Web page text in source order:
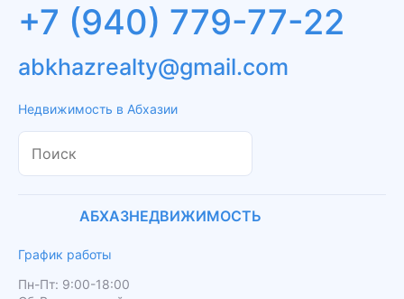
+7 (940) 779-77-22
Недвижимость в Абхазии
abkhazrealty@gmail.com
АБХАЗНЕДВИЖИМОСТЬ
График работы
Пн-Пт: 9:00-18:00